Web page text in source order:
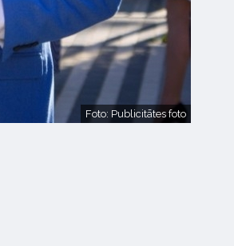
Foto: Publicitātes foto